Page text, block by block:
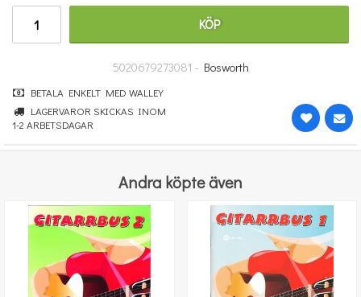
247 kr
KÖP
5020679273081 - Bosworth
BETALA ENKELT MED WALLEY
LAGERVAROR SKICKAS INOM
1-2 ARBETSDAGAR
Andra köpte även